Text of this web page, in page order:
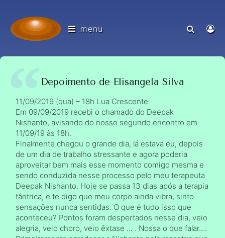
menu
Depoimento de Elisangela Silva
11/09/2019 (qua) – 18h Lua Crescente
Em 09/09/2019 recebi o chamado do Deepak
Nishanto, avisando do nosso segundo encontro em
11/09/19 às 18h.
Finalmente chegou o grande dia, lá estava eu, depois
de um dia de trabalho stressante e agora poderia
aproveitar bem mais esse momento comigo mesma e
sendo conduzida nesse processo pelo meu terapeuta
Deepak Nishanto. Hoje se passa 13 dias após a terapia
tântrica, e te digo que meu corpo ainda vibra, sinto
sensações nunca sentidas. O que é tudo isso que
aconteceu? Pontos foram despertados nesse dia, veio
alegria, veio choro, veio êxtase ... . Nossa o que falar....